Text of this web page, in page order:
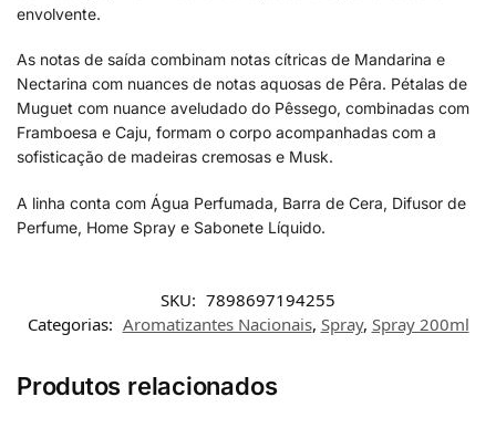
envolvente.
As notas de saída combinam notas cítricas de Mandarina e
Nectarina com nuances de notas aquosas de Pêra. Pétalas de
Muguet com nuance aveludado do Pêssego, combinadas com
Framboesa e Caju, formam o corpo acompanhadas com a
sofisticação de madeiras cremosas e Musk.
A linha conta com Água Perfumada, Barra de Cera, Difusor de
Perfume, Home Spray e Sabonete Líquido.
SKU: 7898697194255
Categorias: Aromatizantes Nacionais, Spray, Spray 200ml
Produtos relacionados